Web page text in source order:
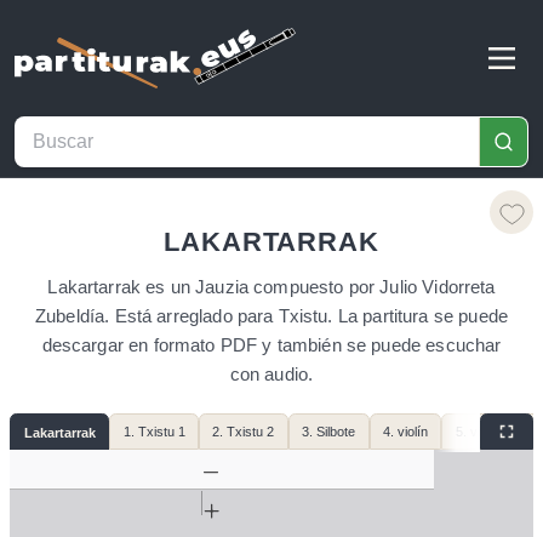
LAKARTARRAK
Lakartarrak es un Jauzia compuesto por Julio Vidorreta
Zubeldía. Está arreglado para Txistu. La partitura se puede
descargar en formato PDF y también se puede escuchar
con audio.
Lakartarrak 1. Txistu 1 2. Txistu 2 3. Silbote 4. violín 5. violonchelo